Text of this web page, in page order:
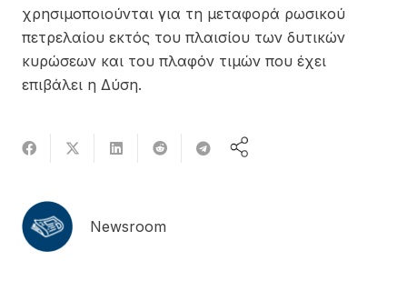
χρησιμοποιούνται για τη μεταφορά ρωσικού
πετρελαίου εκτός του πλαισίου των δυτικών
κυρώσεων και του πλαφόν τιμών που έχει
επιβάλει η Δύση.
Newsroom